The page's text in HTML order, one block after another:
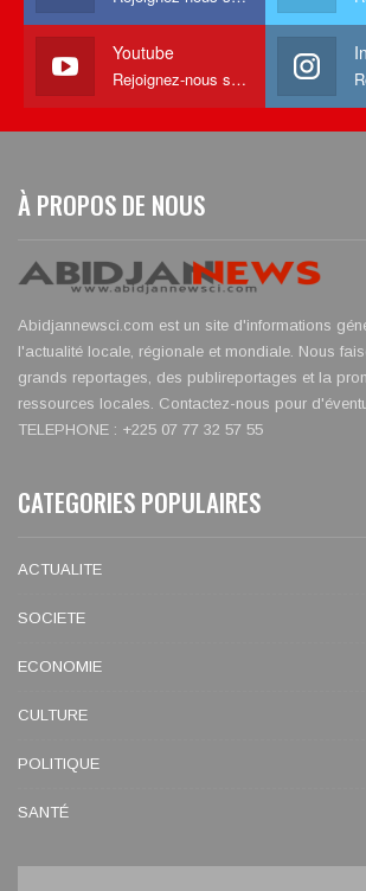
Youtube
Rejoignez-nous sur Youtube
À PROPOS DE NOUS
Abidjannewsci.com est un site d'informations
l'actualité locale, régionale et mondiale. Nous
grands reportages, des publireportages et la
ressources locales. Contactez-nous pour
TELEPHONE : +225 07 77 32 57 55
CATEGORIES POPULAIRES
ACTUALITE
SOCIETE
ECONOMIE
CULTURE
POLITIQUE
SANTÉ